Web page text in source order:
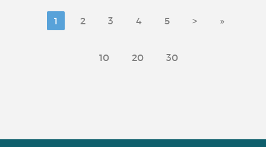
1 2 3 4 5 > »
10 20 30